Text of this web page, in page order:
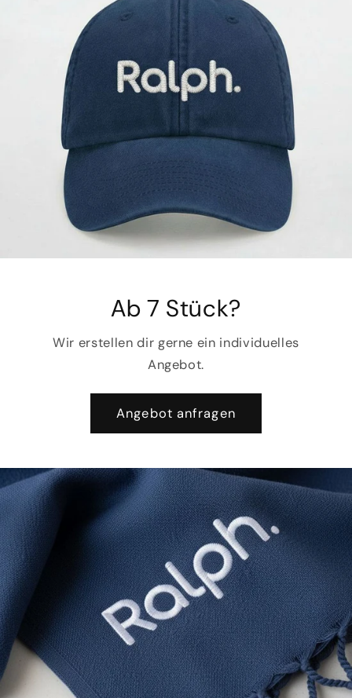
Ab 7 Stück?
Wir erstellen dir gerne ein individuelles
Angebot.
Angebot anfragen